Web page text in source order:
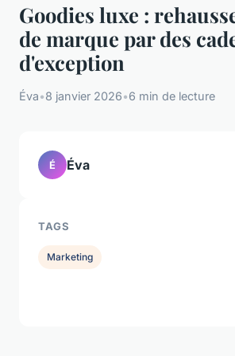
Goodies luxe :
de marque par des
d'exception
Éva•8 janvier 2026•6 min de lecture
É Éva
TAGS
Marketing